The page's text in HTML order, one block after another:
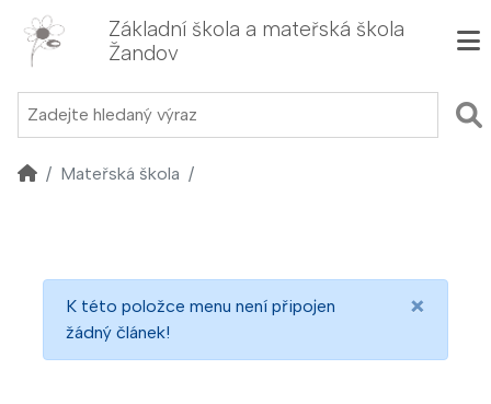
Základní škola a mateřská škola
Žandov
Mateřská škola
×
K této položce menu není připojen
žádný článek!